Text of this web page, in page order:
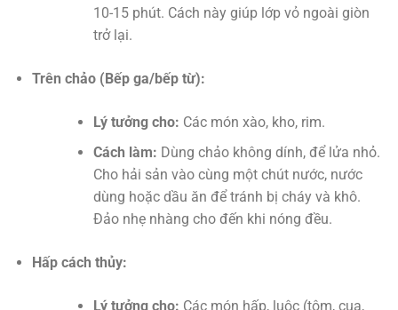
10-15 phút. Cách này giúp lớp vỏ ngoài giòn
trở lại.
Trên chảo (Bếp ga/bếp từ):
Lý tưởng cho: Các món xào, kho, rim.
Cách làm: Dùng chảo không dính, để lửa nhỏ.
Cho hải sản vào cùng một chút nước, nước
dùng hoặc dầu ăn để tránh bị cháy và khô.
Đảo nhẹ nhàng cho đến khi nóng đều.
Hấp cách thủy:
Lý tưởng cho: Các món hấp, luộc (tôm, cua,